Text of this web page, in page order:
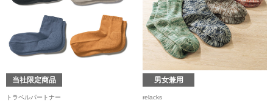
ポロシャツ
シャツ／ブラ
当社限定商品
トラベルパートナー
男女兼用
relacks